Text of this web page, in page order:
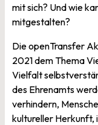
mit sich? Und wie
mitgestalten?
Die openTransfer
2021 dem Thema
Vielfalt
des Ehrenamts
verhindern,
kultureller Herkunft,